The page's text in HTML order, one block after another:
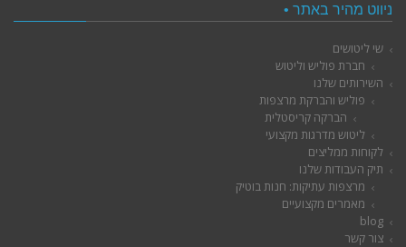
ניווט מהיר באתר •
שי ליטושים
חברת פוליש וליטוש
השירותים שלנו
פוליש והברקת מרצפות
הברקה קריסטלית
ליטוש מדרגות מקצועי
לקוחות ממליצים
תיק העבודות שלנו
מרצפות עתיקות: חנות בוטיק
מאמרים מקצועיים
blog
צור קשר